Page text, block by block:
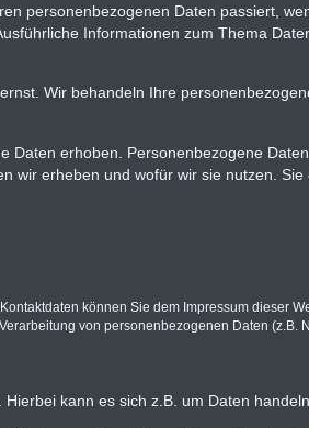
personenbezogenen Daten passiert,
Informationen zum Thema
Wir behandeln Ihre
erhoben. Personenbezogene
wir erheben und wofür wir sie nutzen.
können Sie dem Impressum dieser
von personenbezogenen Daten (z.B.
kann es sich z.B. um Daten